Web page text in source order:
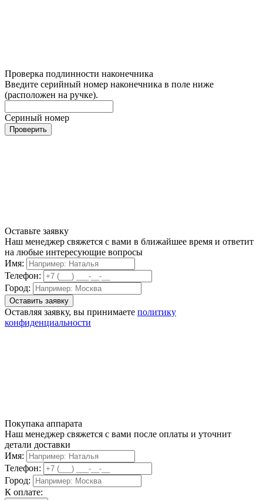
Проверка подлинности наконечника
Введите серийный номер наконечника в поле ниже
(расположен на ручке).
Сериный номер
Проверить
Оставьте заявку
Наш менеджер свяжется с вами в ближайшее время и ответит
на любые интересующие вопросы
Имя:
Телефон:
Город:
Оставляя заявку, вы принимаете политику
конфиденциальности
Покупака аппарата
Наш менеджер свяжется с вами после оплаты и уточнит
детали доставки
Имя:
Телефон:
Город:
К оплате: